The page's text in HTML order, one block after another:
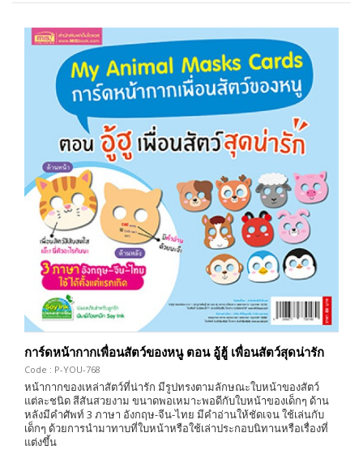
การ์ดหน้ากากเพื่อนสัตว์ของหนู ตอน อู้ฮู้ เพื่อนสัตว์สุดน่ารัก
Code : P-YOU-768
หน้ากากของเหล่าสัตว์ที่น่ารัก มีรูปทรงตามลักษณะใบหน้าของสัตว์
แต่ละชนิด สีสันสวยงาม ขนาดพอเหมาะพอดีกับใบหน้าของเด็กๆ ด้าน
หลังมีคำศัพท์ 3 ภาษา อังกฤษ-จีน-ไทย มีคำอ่านให้ชัดเจน ใช้เล่นกับ
เด็กๆ ด้วยการนำมาทาบที่ใบหน้าหรือใช้เล่าประกอบนิทานหรือเรื่องที่
แต่งขึ้น